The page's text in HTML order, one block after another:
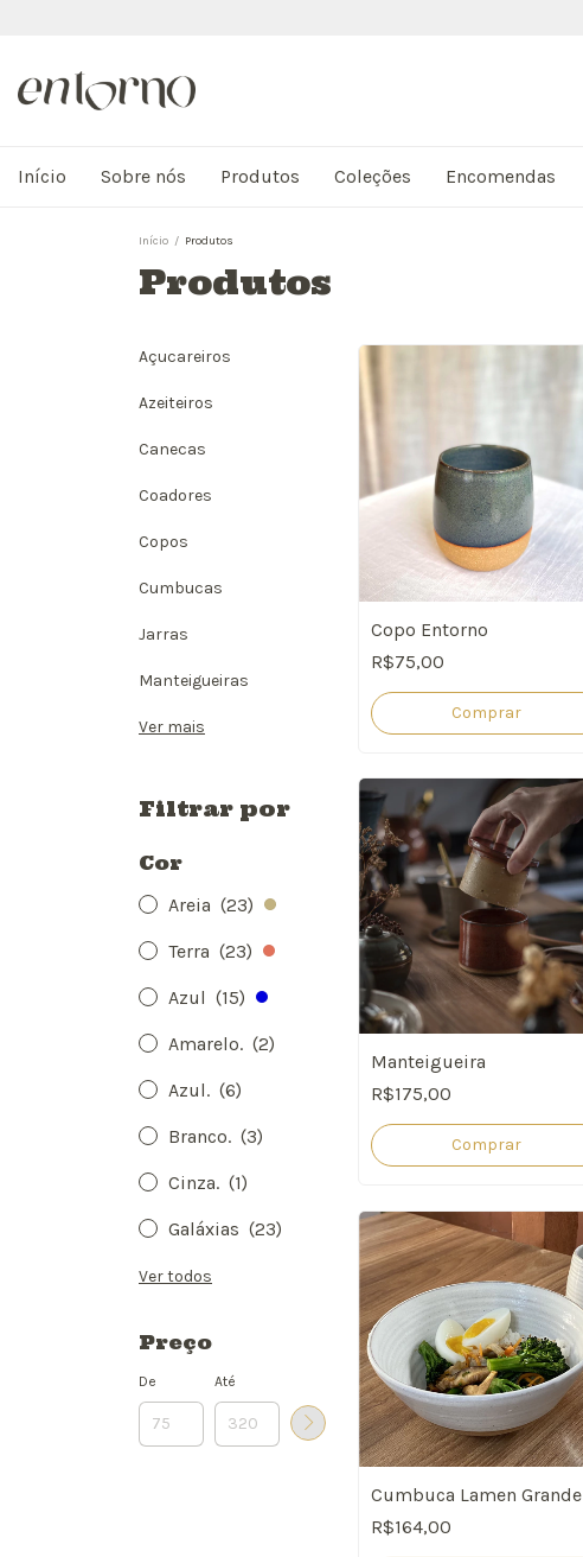
Início Sobre nós Produtos Coleções Encomendas
Início / Produtos
Produtos
Açucareiros
Azeiteiros
Canecas
Coadores
Copos
Cumbucas
Jarras
Manteigueiras
Ver mais
Filtrar por
Cor
Areia (23)
Terra (23)
Azul (15)
Amarelo. (2)
Azul. (6)
Branco. (3)
Cinza. (1)
Galáxias (23)
Ver todos
Preço
De Até
Copo Entorno
R$75,00
Comprar
Manteigueira
R$175,00
Comprar
Cumbuca Lamen Grande
R$164,00